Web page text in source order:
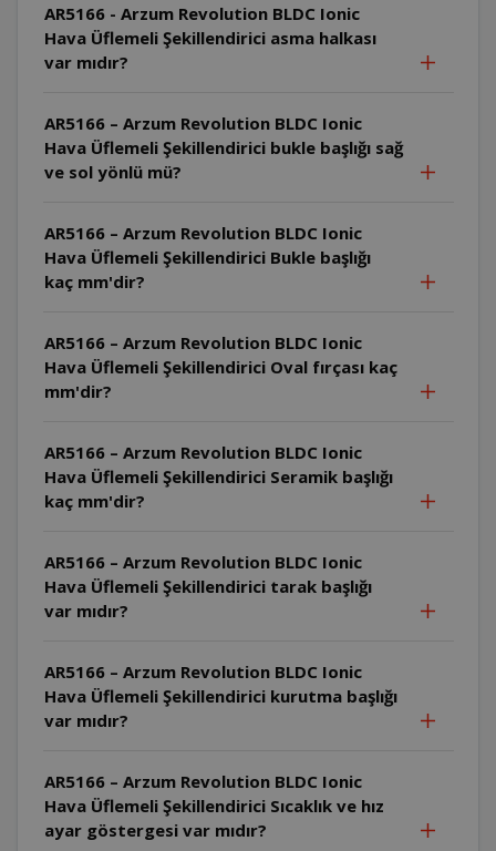
AR5166 - Arzum Revolution BLDC Ionic
Hava Üflemeli Şekillendirici asma halkası
var mıdır?
AR5166 – Arzum Revolution BLDC Ionic
Hava Üflemeli Şekillendirici bukle başlığı sağ
ve sol yönlü mü?
AR5166 – Arzum Revolution BLDC Ionic
Hava Üflemeli Şekillendirici Bukle başlığı
kaç mm'dir?
AR5166 – Arzum Revolution BLDC Ionic
Hava Üflemeli Şekillendirici Oval fırçası kaç
mm'dir?
AR5166 – Arzum Revolution BLDC Ionic
Hava Üflemeli Şekillendirici Seramik başlığı
kaç mm'dir?
AR5166 – Arzum Revolution BLDC Ionic
Hava Üflemeli Şekillendirici tarak başlığı
var mıdır?
AR5166 – Arzum Revolution BLDC Ionic
Hava Üflemeli Şekillendirici kurutma başlığı
var mıdır?
AR5166 – Arzum Revolution BLDC Ionic
Hava Üflemeli Şekillendirici Sıcaklık ve hız
ayar göstergesi var mıdır?